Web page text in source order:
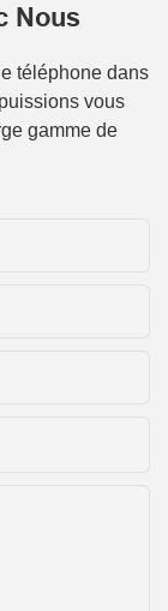
Nous
téléphone dans
vous
gamme de